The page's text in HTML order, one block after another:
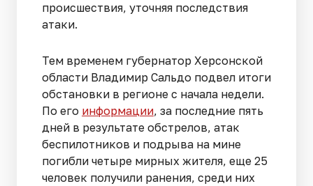
происшествия, уточняя последствия
атаки.
Тем временем губернатор Херсонской
области Владимир Сальдо подвел итоги
обстановки в регионе с начала недели.
По его информации, за последние пять
дней в результате обстрелов, атак
беспилотников и подрыва на мине
погибли четыре мирных жителя, еще 25
человек получили ранения, среди них